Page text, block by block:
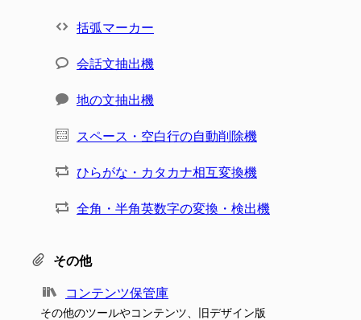
括弧マーカー
会話文抽出機
地の文抽出機
スペース・空白行の自動削除機
ひらがな・カタカナ相互変換機
全角・半角英数字の変換・検出機
その他
コンテンツ保管庫
その他のツールやコンテンツ、旧デザイン版